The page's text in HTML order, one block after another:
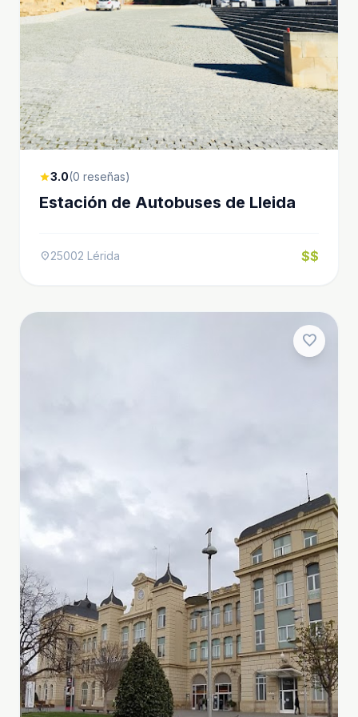
star3.0(0 reseñas)
Estación de Autobuses de Lleida
location_on25002 Lérida $$
favorite